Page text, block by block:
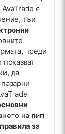
AvaTrade е
тъй
преди
показват
да
на пип
за